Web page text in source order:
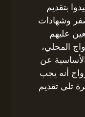
بتقديم
وشهادات
عليهم
المحلي،
عن
أنه يجب
تلي تقديم